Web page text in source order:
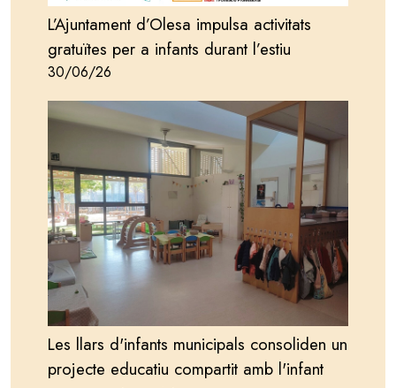
L’Ajuntament d’Olesa impulsa activitats
gratuïtes per a infants durant l’estiu
30/06/26
Image
Les llars d'infants municipals consoliden un
projecte educatiu compartit amb l'infant